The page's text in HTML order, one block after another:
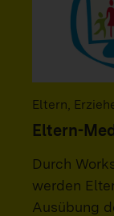
Eltern,
Eltern-
Durch
werden
Ausübung